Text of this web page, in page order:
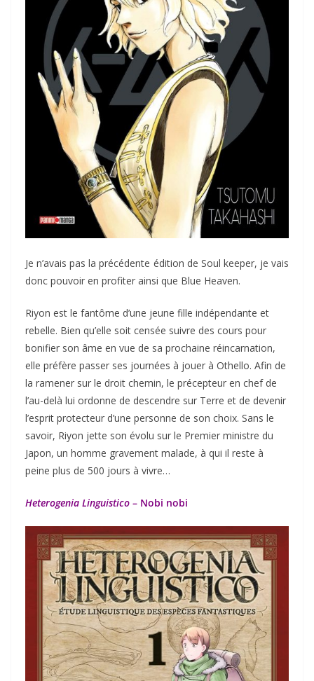
Je n’avais pas la précédente édition de Soul keeper, je vais
donc pouvoir en profiter ainsi que Blue Heaven.
Riyon est le fantôme d’une jeune fille indépendante et
rebelle. Bien qu’elle soit censée suivre des cours pour
bonifier son âme en vue de sa prochaine réincarnation,
elle préfère passer ses journées à jouer à Othello. Afin de
la ramener sur le droit chemin, le précepteur en chef de
l’au-delà lui ordonne de descendre sur Terre et de devenir
l’esprit protecteur d’une personne de son choix. Sans le
savoir, Riyon jette son évolu sur le Premier ministre du
Japon, un homme gravement malade, à qui il reste à
peine plus de 500 jours à vivre…
Heterogenia Linguistico – Nobi nobi